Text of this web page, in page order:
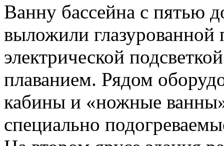
Ванну бассейна с пятью
выложили глазурованной
электрической
плаванием. Рядом
кабины и «ножные
специально